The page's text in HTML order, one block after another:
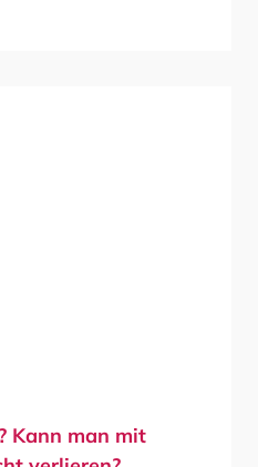
Kann man mit